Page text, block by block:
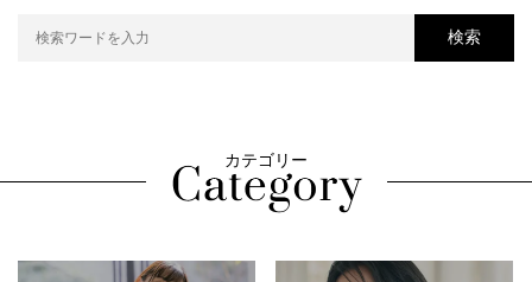
検索
カテゴリー